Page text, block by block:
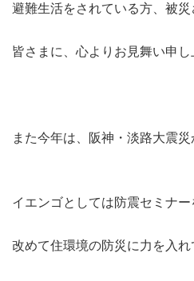
避難生活をされている方、被災
皆さまに、心よりお見舞い申し
また今年は、阪神・淡路大震災
イエンゴとしては防震セミナー
改めて住環境の防災に力を入れ